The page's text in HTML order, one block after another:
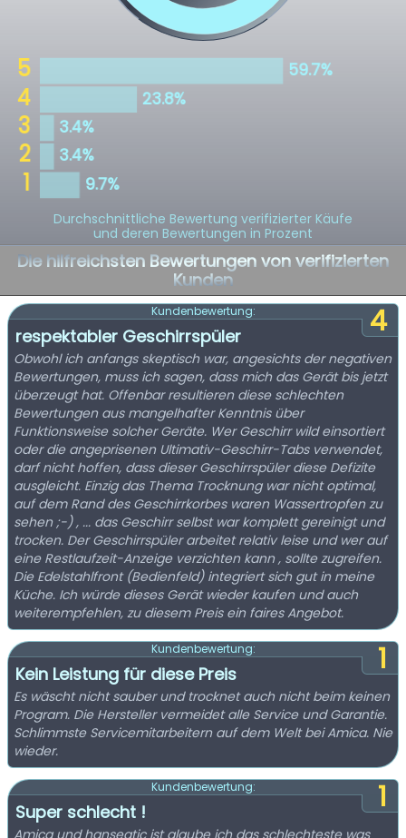
Durchschnittliche Bewertung verifizierter Käufe
und deren Bewertungen in Prozent
Die hilfreichsten Bewertungen von verifizierten
Kunden
4
Kundenbewertung:
respektabler Geschirrspüler
Obwohl ich anfangs skeptisch war, angesichts der negativen
Bewertungen, muss ich sagen, dass mich das Gerät bis jetzt
überzeugt hat. Offenbar resultieren diese schlechten
Bewertungen aus mangelhafter Kenntnis über
Funktionsweise solcher Geräte. Wer Geschirr wild einsortiert
oder die angeprisenen Ultimativ-Geschirr-Tabs verwendet,
darf nicht hoffen, dass dieser Geschirrspüler diese Defizite
ausgleicht. Einzig das Thema Trocknung war nicht optimal,
auf dem Rand des Geschirrkorbes waren Wassertropfen zu
sehen ;-) , ... das Geschirr selbst war komplett gereinigt und
trocken. Der Geschirrspüler arbeitet relativ leise und wer auf
eine Restlaufzeit-Anzeige verzichten kann , sollte zugreifen.
Die Edelstahlfront (Bedienfeld) integriert sich gut in meine
Küche. Ich würde dieses Gerät wieder kaufen und auch
weiterempfehlen, zu diesem Preis ein faires Angebot.
1
Kundenbewertung:
Kein Leistung für diese Preis
Es wäscht nicht sauber und trocknet auch nicht beim keinen
Program. Die Hersteller vermeidet alle Service und Garantie.
Schlimmste Servicemitarbeitern auf dem Welt bei Amica. Nie
wieder.
1
Kundenbewertung:
Super schlecht !
Amica und hanseatic ist glaube ich das schlechteste was